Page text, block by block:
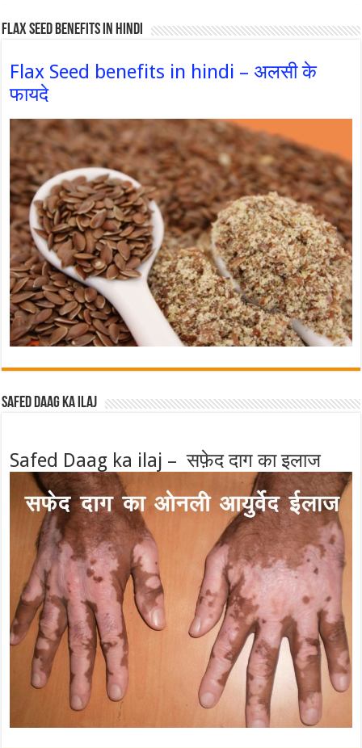
Flax Seed Benefits in hindi
Flax Seed benefits in hindi – अलसी के
फायदे
Safed Daag ka ilaj
Safed Daag ka ilaj – सफ़ेद दाग का इलाज